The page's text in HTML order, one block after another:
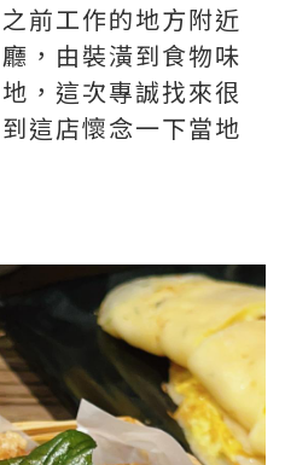
前工作的地方附近
，由裝潢到食物味
，這次專誠找來很
這店懷念一下當地